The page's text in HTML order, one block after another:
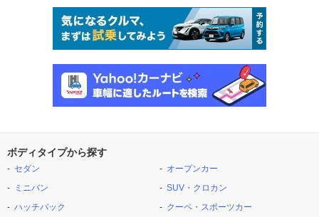
ボディタイプから探す
セダン
ミニバン
ハッチバック
オープンカー
SUV・クロカン
クーペ・スポーツカー